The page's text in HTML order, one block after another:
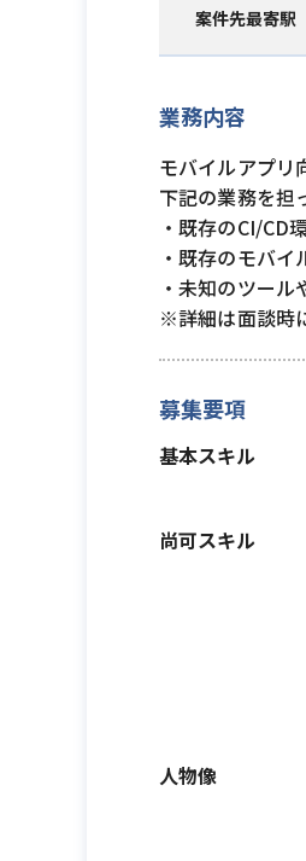
案件先最寄駅
業務内容
モバイルアプリ
下記の業務を担
・既存のCI/CD
・既存のモバ
・未知のツー
※詳細は面談時
募集要項
基本スキル
尚可スキル
人物像